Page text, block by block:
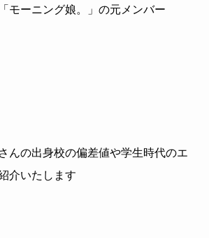
モーニング娘。」の元メンバー
んの出身校の偏差値や学生時代のエ
介いたします